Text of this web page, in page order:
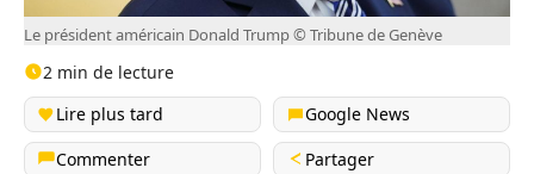
Le président américain Donald Trump © Tribune de Genève
2 min de lecture
Lire plus tard
Google News
Commenter
Partager